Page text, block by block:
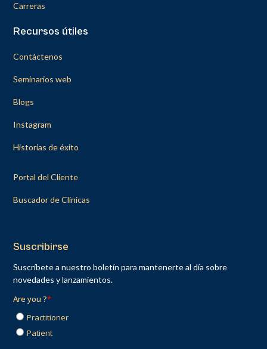
Carreras
Recursos útiles
Contáctenos
Seminarios web
Blogs
Instagram
Historias de éxito
Portal del Cliente
Buscador de Clínicas
Suscribirse
Suscríbete a nuestro boletín para mantenerte al día sobre
novedades y lanzamientos.